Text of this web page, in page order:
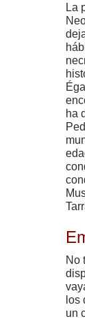
La
ha
No
los
un